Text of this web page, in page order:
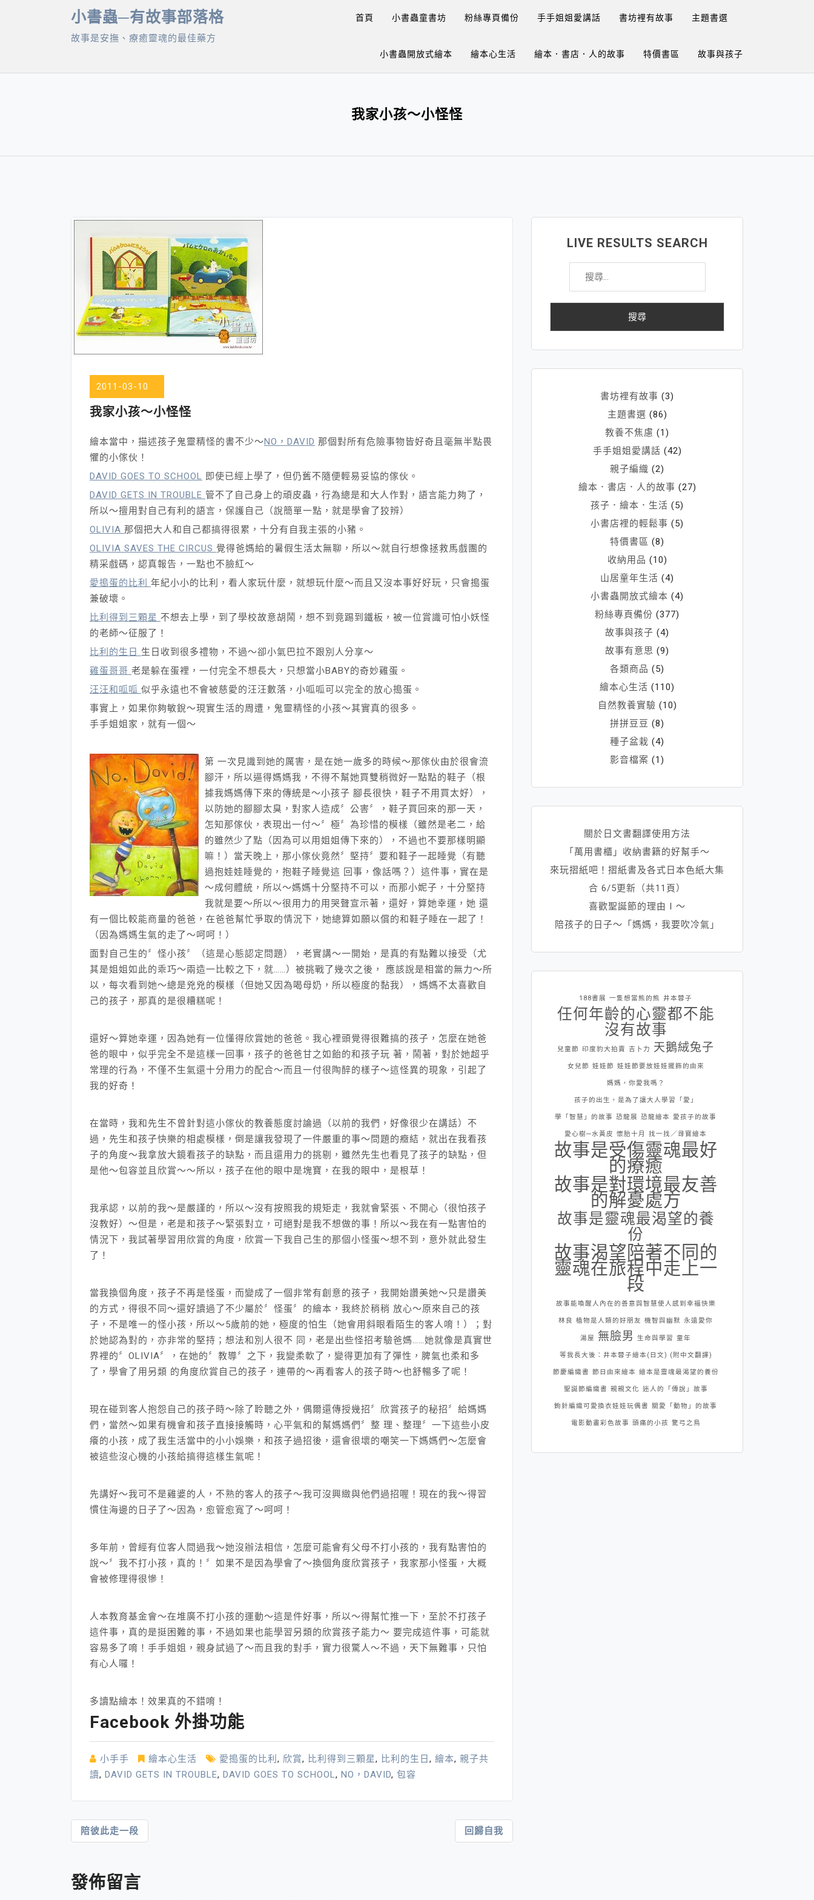
小書蟲─有故事部落格
故事是安撫、療癒靈魂的最佳藥方
首頁 小書蟲童書坊 粉絲專頁備份 手手姐姐愛講話 書坊裡有故事 主題書選
小書蟲開放式繪本 繪本心生活 繪本．書店．人的故事 特價書區 故事與孩子
我家小孩～小怪怪
2011-03-10
我家小孩～小怪怪
繪本當中，描述孩子鬼靈精怪的書不少～NO，DAVID 那個對所有危險事物皆好奇且毫無半點畏
懼的小傢伙！
DAVID GOES TO SCHOOL
即使已經上學了，但仍舊不隨便輕易妥協的傢伙。
DAVID GETS IN TROUBLE 管不了自己身上的頑皮蟲，行為總是和大人作對，語言能力夠了，
所以～擅用對自己有利的語言，保護自己（說簡單一點，就是學會了狡辨）
OLIVIA 那個把大人和自己都搞得很累，十分有自我主張的小豬。
OLIVIA SAVES THE CIRCUS 覺得爸媽給的暑假生活太無聊，所以～就自行想像拯救馬戲團的
精采戲碼，認真報告，一點也不臉紅～
愛搗蛋的比利 年紀小小的比利，看人家玩什麼，就想玩什麼～而且又沒本事好好玩，只會搗蛋
兼破壞。
比利得到三顆星 不想去上學，到了學校故意胡鬧，想不到竟踢到鐵板，被一位賞識可怕小妖怪
的老師～征服了！
比利的生日 生日收到很多禮物，不過～卻小氣巴拉不跟別人分享～
雞蛋哥哥 老是躲在蛋裡，一付完全不想長大，只想當小BABY的奇妙雞蛋。
汪汪和呱呱 似乎永遠也不會被慈愛的汪汪數落，小呱呱可以完全的放心搗蛋。
事實上，如果你夠敏銳～現實生活的周遭，鬼靈精怪的小孩～其實真的很多。
手手姐姐家，就有一個～
第 一次見識到她的厲害，是在她一歲多的時候～那傢伙由於很會流
腳汗，所以逼得媽媽我，不得不幫她買雙稍微好一點點的鞋子（根
據我媽媽傳下來的傳統是～小孩子 腳長很快，鞋子不用買太好），
以防她的腳腳太臭，對家人造成〞公害〞，鞋子買回來的那一天，
怎知那傢伙，表現出一付～〞極〞為珍惜的模樣（雖然是老二，給
的雖然少了點（因為可以用姐姐傳下來的），不過也不要那樣明顯
嘛！）當天晚上，那小傢伙竟然〞堅持〞要和鞋子一起睡覺（有聽
過抱娃娃睡覺的，抱鞋子睡覺這 回事，像話嗎？）這件事，實在是
～成何體統，所以～媽媽十分堅持不可以，而那小妮子，十分堅持
我就是要～所以～很用力的用哭聲宣示著，還好，算她幸運，她 還
有一個比較能商量的爸爸，在爸爸幫忙爭取的情況下，她總算如願以償的和鞋子睡在一起了！
（因為媽媽生氣的走了～呵呵！）
面對自己生的〞怪小孩〞（這是心態認定問題），老實講～一開始，是真的有點難以接受（尤
其是姐姐如此的乖巧～兩造一比較之下，就……）被挑戰了幾次之後， 應該說是相當的無力～所
以，每次看到她～總是兇兇的模樣（但她又因為喝母奶，所以極度的黏我），媽媽不太喜歡自
己的孩子，那真的是很糟糕呢！
還好～算她幸運，因為她有一位懂得欣賞她的爸爸。我心裡頭覺得很難搞的孩子，怎麼在她爸
爸的眼中，似乎完全不是這樣一回事，孩子的爸爸甘之如飴的和孩子玩 著，鬧著，對於她超乎
常理的行為，不僅不生氣還十分用力的配合～而且一付很陶醉的樣子～這怪異的現象，引起了
我的好奇！
在當時，我和先生不曾針對這小傢伙的教養態度討論過（以前的我們，好像很少在講話）不
過，先生和孩子快樂的相處模樣，倒是讓我發現了一件嚴重的事～問題的癥結，就出在我看孩
子的角度～我拿放大鏡看孩子的缺點，而且還用力的挑剔，雖然先生也看見了孩子的缺點，但
是他～包容並且欣賞～～所以，孩子在他的眼中是塊寶，在我的眼中，是根草！
我承認，以前的我～是嚴謹的，所以～沒有按照我的規矩走，我就會緊張、不開心（很怕孩子
沒教好）～但是，老是和孩子～緊張對立，可絕對是我不想做的事！所以～我在有一點害怕的
情況下，我試著學習用欣賞的角度，欣賞一下我自己生的那個小怪蛋～想不到，意外就此發生
了！
當我換個角度，孩子不再是怪蛋，而變成了一個非常有創意的孩子，我開始讚美她～只是讚美
的方式，得很不同～還好讀過了不少屬於〞怪蛋〞的繪本，我終於稍稍 放心～原來自己的孩
子，不是唯一的怪小孩，所以～5歲前的她，極度的怕生（她會用斜眼看陌生的客人唷！）；對
於她認為對的，亦非常的堅持；想法和別人很不 同，老是出些怪招考驗爸媽……她就像是真實世
界裡的〞OLIVIA〞，在她的〞教導〞之下，我變柔軟了，變得更加有了彈性，脾氣也柔和多
了，學會了用另類 的角度欣賞自己的孩子，連帶的～再看客人的孩子時～也舒暢多了呢！
現在碰到客人抱怨自己的孩子時～除了聆聽之外，偶爾還傳授幾招〞欣賞孩子的秘招〞給媽媽
們，當然～如果有機會和孩子直接接觸時，心平氣和的幫媽媽們〞整 理、整理〞一下這些小皮
癢的小孩，成了我生活當中的小小娛樂，和孩子過招後，還會很壞的嘲笑一下媽媽們～怎麼會
被這些沒心機的小孩給搞得這樣生氣呢！
先講好～我可不是雞婆的人，不熟的客人的孩子～我可沒興緻與他們過招喔！現在的我～得習
慣住海邊的日子了～因為，愈管愈寬了～呵呵！
多年前，曾經有位客人問過我～她沒辦法相信，怎麼可能會有父母不打小孩的，我有點害怕的
說～〞我不打小孩，真的！〞如果不是因為學會了～換個角度欣賞孩子，我家那小怪蛋，大概
會被修理得很慘！
人本教育基金會～在堆廣不打小孩的運動～這是件好事，所以～得幫忙推一下，至於不打孩子
這件事，真的是挺困難的事，不過如果也能學習另類的欣賞孩子能力～ 要完成這件事，可能就
容易多了唷！手手姐姐，親身試過了～而且我的對手，實力很驚人～不過，天下無難事，只怕
有心人囉！
多讀點繪本！效果真的不錯唷！
Facebook 外掛功能
小手手 繪本心生活 愛搗蛋的比利 , 欣賞, 比利得到三顆星, 比利的生日 , 繪本, 親子共
讀, DAVID GETS IN TROUBLE, DAVID GOES TO SCHOOL , NO，DAVID, 包容
文
導
陪彼此走一段 回歸自我
發佈留言
LIVE RESULTS SEARCH
搜
關
書坊裡有故事 (3)
主題書選 (86)
教養不焦慮 (1)
手手姐姐愛講話 (42)
親子編織 (2)
繪本．書店．人的故事 (27)
孩子．繪本．生活 (5)
小書店裡的輕鬆事 (5)
特價書區 (8)
收納用品 (10)
山居童年生活 (4)
小書蟲開放式繪本 (4)
粉絲專頁備份 (377)
故事與孩子 (4)
故事有意思 (9)
各類商品 (5)
繪本心生活 (110)
自然教養實驗 (10)
拼拼豆豆 (8)
種子盆栽 (4)
影音檔案 (1)
關於日文書翻譯使用方法
「萬用書櫃」收納書籍的好幫手～
來玩摺紙吧！摺紙書及各式日本色紙大集
合 6/5更新（共11頁）
喜歡聖誕節的理由Ⅰ～
陪孩子的日子～「媽媽，我要吹冷氣」
188書展 一隻想當熊的熊 井本蓉子
任何年齡的心靈都不能
沒有故事
兒童節 印度豹大拍賣 吉卜力 天鵝絨兔子
女兒節 娃娃節 娃娃節要放娃娃擺飾的由來
媽媽，你愛我嗎？
孩子的出生，是為了讓大人學習「愛」
學「智慧」的故事 恐龍展 恐龍繪本 愛孩子的故事
愛心樹─水黃皮 懷胎十月 找一找／尋寶繪本
故事是受傷靈魂最好
的療癒
故事是對環境最友善
的解憂處方
故事是靈魂最渴望的養
份
故事渴望陪著不同的
靈魂在旅程中走上一
段
故事能喚醒人內在的善意與智慧使人感到幸福快樂
林良 植物是人類的好朋友 機智與幽默 永遠愛你
湯屋 無臉男 生命與學習 童年
等我長大後：井本蓉子繪本(日文) (附中文翻譯)
節慶編織書 節日由來繪本 繪本是靈魂最渴望的養份
聖誕節編織書 親親文化 迷人的「傳說」故事
鉤針編織可愛換衣娃娃玩偶書 關愛「動物」的故事
電影動畫彩色故事 頭痛的小孩 驚弓之鳥